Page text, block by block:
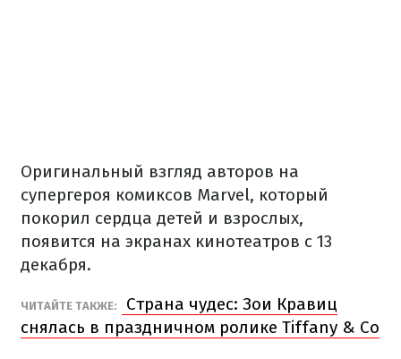
Оригинальный взгляд авторов на
супергероя комиксов Marvel, который
покорил сердца детей и взрослых,
появится на экранах кинотеатров с 13
декабря.
ЧИТАЙТЕ ТАКЖЕ:
Страна чудес: Зои Кравиц
снялась в праздничном ролике Tiffany & Co